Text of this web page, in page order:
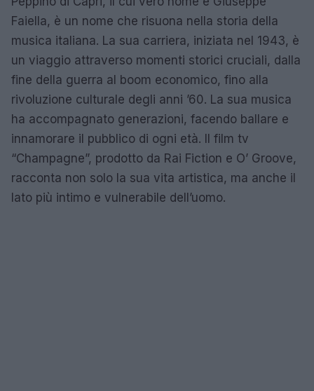
Faiella, è un nome che risuona nella storia della
musica italiana. La sua carriera, iniziata nel 1943, è
un viaggio attraverso momenti storici cruciali, dalla
fine della guerra al boom economico, fino alla
rivoluzione culturale degli anni ’60. La sua musica
ha accompagnato generazioni, facendo ballare e
innamorare il pubblico di ogni età. Il film tv
“Champagne”, prodotto da Rai Fiction e O’ Groove,
racconta non solo la sua vita artistica, ma anche il
lato più intimo e vulnerabile dell’uomo.